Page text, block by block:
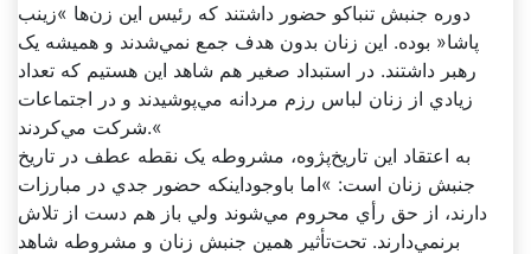
دوره جنبش تنباکو حضور داشتند که رئيس اين زن‌ها »زينب
پاشا« بوده. اين زنان بدون هدف جمع نمي‌شدند و هميشه يک
رهبر داشتند. در استبداد صغير هم شاهد اين هستيم که تعداد
زيادي از زنان لباس رزم مردانه مي‌پوشيدند و در اجتماعات
شرکت مي‌کردند.«
به اعتقاد اين تاريخ‌پژوه، مشروطه يک نقطه عطف در تاريخ
جنبش زنان است: »اما باوجوداينکه حضور جدي در مبارزات
دارند، از حق رأي محروم مي‌شوند ولي باز هم دست از تلاش
برنمي‌دارند. تحت‌تأثير همين جنبش زنان و مشروطه شاهد